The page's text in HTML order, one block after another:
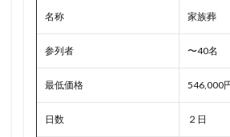
名称 家族葬
参列者 〜40名
最低価格 546,000
日数 ２日